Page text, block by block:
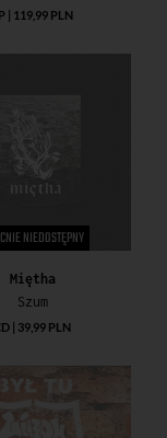
| 119,99 PLN
NIEDOSTĘPNY
Miętha
Szum
| 39,99 PLN